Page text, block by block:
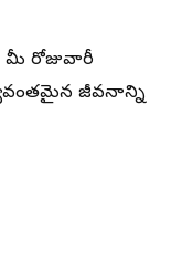
మీ రోజువారీ
జీవనాన్ని